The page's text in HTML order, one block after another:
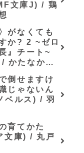
文庫J) / 鶏
がなくても
か? 2 ~ゼロ
』チート~
かたなか
倒せますけ
じゃないん
ベルス) / 羽
育てかた
文庫) / 丸戸